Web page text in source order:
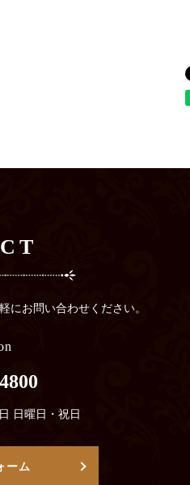
にお問い合わせください。
日曜日・祝日
ーム